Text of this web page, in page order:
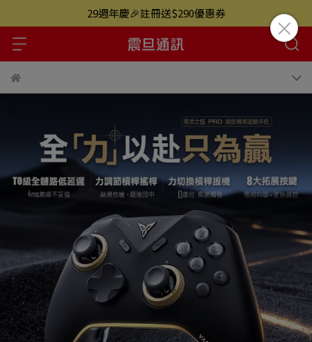
29週年慶🎉註冊送$290優惠券